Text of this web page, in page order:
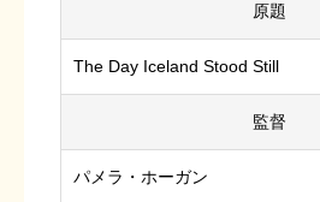
原題
The Day Iceland Stood Still
監督
パメラ・ホーガン